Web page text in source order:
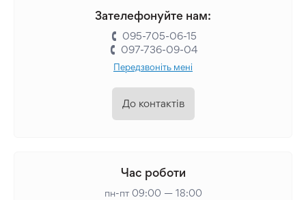
Зателефонуйте нам:
095-705-06-15
097-736-09-04
Передзвоніть мені
До контактів
Час роботи
пн-пт 09:00 — 18:00